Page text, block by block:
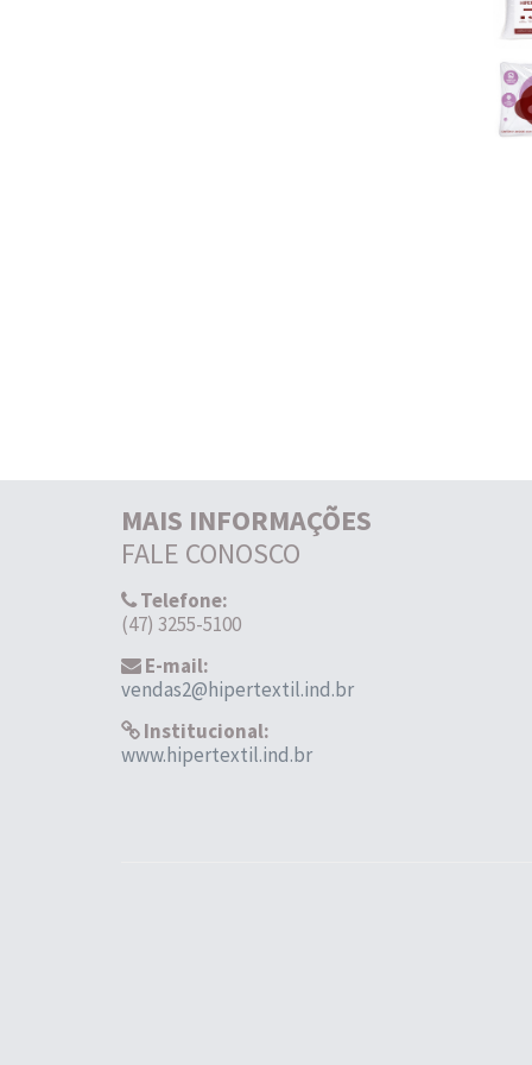
MAIS INFORMAÇÕES
FALE CONOSCO
Telefone:
(47) 3255-5100
E-mail:
vendas2@hipertextil.ind.br
Institucional:
www.hipertextil.ind.br